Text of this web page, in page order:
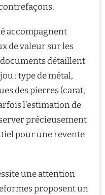
accompagnent
de valeur sur les
détaillent
: type de métal,
des pierres (carat,
l’estimation de
précieusement
pour une revente
une attention
proposent un